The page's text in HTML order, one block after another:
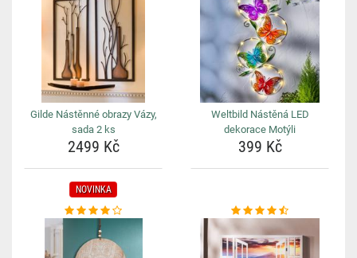
Gilde Nástěnné obrazy Vázy,
sada 2 ks
2499 Kč
Weltbild Nástěná LED
dekorace Motýli
399 Kč
NOVINKA